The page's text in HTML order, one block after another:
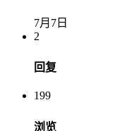
7月7日
2
回复
199
浏览